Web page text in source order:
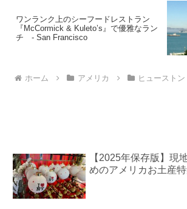
ワンランク上のシーフードレストラン
『McCormick & Kuleto’s』で優雅なラン
チ - San Francisco
ホーム アメリカ ヒューストン
【2025年保存版】現
めのアメリカお土産特